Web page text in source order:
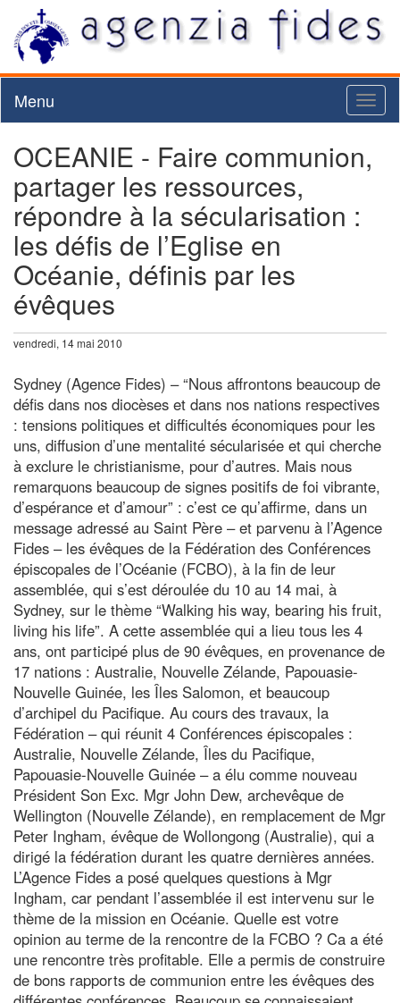
Menu
OCEANIE - Faire communion,
partager les ressources,
répondre à la sécularisation :
les défis de l’Eglise en
Océanie, définis par les
évêques
vendredi, 14 mai 2010
Sydney (Agence Fides) – “Nous affrontons beaucoup de
défis dans nos diocèses et dans nos nations respectives
: tensions politiques et difficultés économiques pour les
uns, diffusion d’une mentalité sécularisée et qui cherche
à exclure le christianisme, pour d’autres. Mais nous
remarquons beaucoup de signes positifs de foi vibrante,
d’espérance et d’amour” : c’est ce qu’affirme, dans un
message adressé au Saint Père – et parvenu à l’Agence
Fides – les évêques de la Fédération des Conférences
épiscopales de l’Océanie (FCBO), à la fin de leur
assemblée, qui s’est déroulée du 10 au 14 mai, à
Sydney, sur le thème “Walking his way, bearing his fruit,
living his life”. A cette assemblée qui a lieu tous les 4
ans, ont participé plus de 90 évêques, en provenance de
17 nations : Australie, Nouvelle Zélande, Papouasie-
Nouvelle Guinée, les Îles Salomon, et beaucoup
d’archipel du Pacifique. Au cours des travaux, la
Fédération – qui réunit 4 Conférences épiscopales :
Australie, Nouvelle Zélande, Îles du Pacifique,
Papouasie-Nouvelle Guinée – a élu comme nouveau
Président Son Exc. Mgr John Dew, archevêque de
Wellington (Nouvelle Zélande), en remplacement de Mgr
Peter Ingham, évêque de Wollongong (Australie), qui a
dirigé la fédération durant les quatre dernières années.
L’Agence Fides a posé quelques questions à Mgr
Ingham, car pendant l’assemblée il est intervenu sur le
thème de la mission en Océanie. Quelle est votre
opinion au terme de la rencontre de la FCBO ? Ca a été
une rencontre très profitable. Elle a permis de construire
de bons rapports de communion entre les évêques des